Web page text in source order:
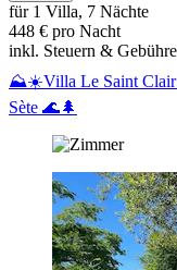
für 1 Villa, 7 Nächte
448 € pro Nacht
inkl. Steuern &
⛰️☀️Villa Le Saint Clair
Sète 🌊🌲